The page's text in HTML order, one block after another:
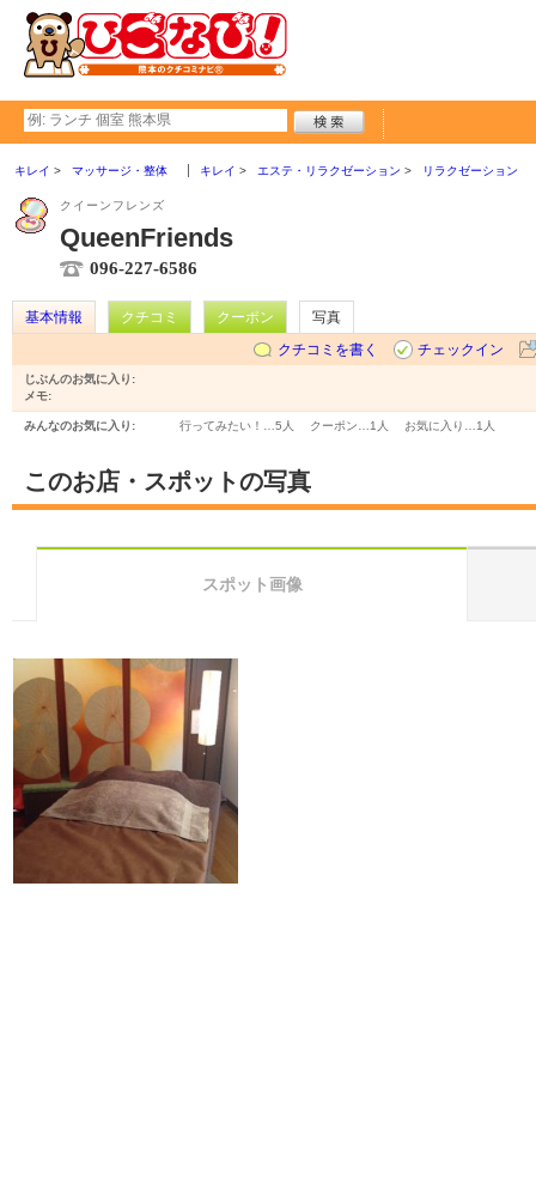
キレイ マッサージ・整体 キレイ エステ・リラクゼーション リラクゼーション
クイーンフレンズ
QueenFriends
096-227-6586
基本情報 クチコミ クーポン
写真
クチコミを書く
チェックイン
じぶんのお気に入り:
メモ:
みんなのお気に入り: 行ってみたい！… 5人 クーポン… 1人 お気に入り… 1人
このお店・スポットの写真
スポット画像